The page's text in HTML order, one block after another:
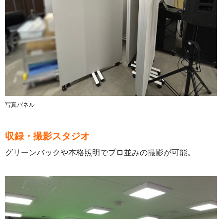
写真パネル
収録・撮影スタジオ
グリーンバックや本格照明でプロ並みの撮影が可能。